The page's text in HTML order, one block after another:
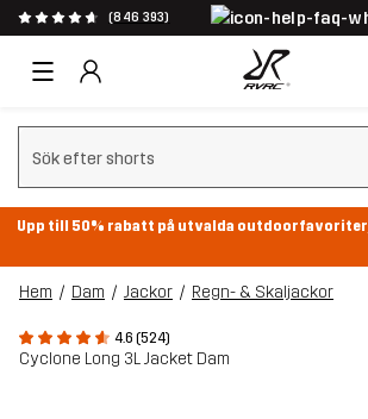
(846 393)
Rensa sök
Upp till 50% rabatt på utvalda outdoorfavoriter
Hem Dam Jackor Regn- & Skaljackor
4.6 (524)
Cyclone Long 3L Jacket Dam